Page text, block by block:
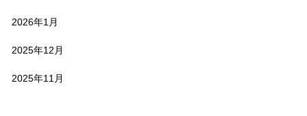
2026年1月
2025年12月
2025年11月